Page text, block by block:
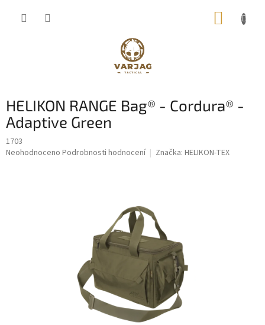
HELIKON RANGE Bag® - Cordura® -
Adaptive Green
1703
Průměrné
Neohodnoceno Podrobnosti hodnocení Značka: HELIKON-TEX